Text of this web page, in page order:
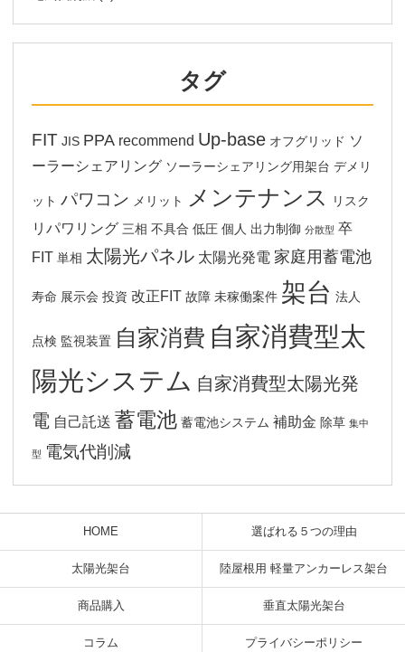
タグ
FIT JIS PPA recommend Up-base オフグリッド ソ
ーラーシェアリング ソーラーシェアリング用架台 デメリ
ット パワコン メリット メンテナンス リスク
リパワリング 三相 不具合 低圧 個人 出力制御 分散型 卒
FIT 単相 太陽光パネル 太陽光発電 家庭用蓄電池
寿命 展示会 投資 改正FIT 故障 未稼働案件 架台 法人
点検 監視装置 自家消費 自家消費型太
陽光システム 自家消費型太陽光発
電 自己託送 蓄電池 蓄電池システム 補助金 除草 集中
型 電気代削減
HOME 選ばれる５つの理由
太陽光架台 陸屋根用 軽量アンカーレス架台
商品購入 垂直太陽光架台
コラム プライバシーポリシー